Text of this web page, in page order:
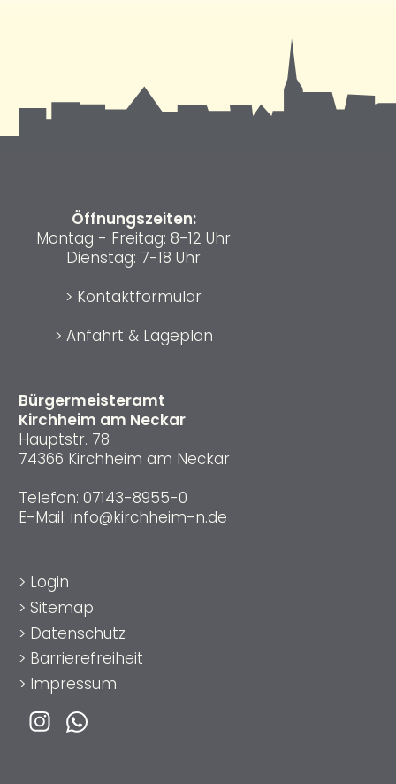
Bürgermeisteramt
Kirchheim am Neckar
Hauptstr. 78
74366 Kirchheim am Neckar
Telefon: 07143-8955-0
E-Mail: info@kirchheim-n.de
Öffnungszeiten:
Montag - Freitag: 8-12 Uhr
Dienstag: 7-18 Uhr
> Kontaktformular
> Anfahrt & Lageplan
> Login
> Sitemap
> Datenschutz
> Barrierefreiheit
> Impressum